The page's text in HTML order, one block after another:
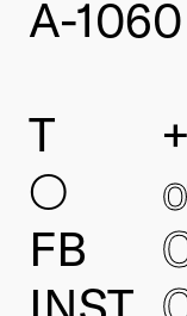
A-
T
○
FB
INST